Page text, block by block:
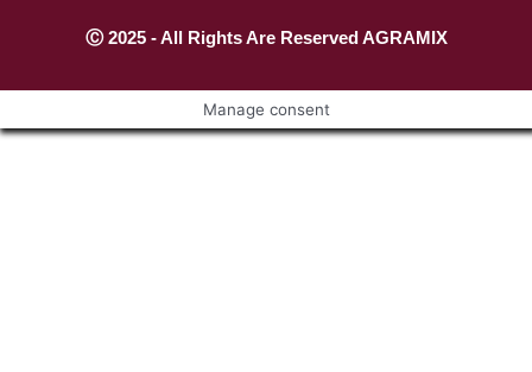
Ⓒ 2025 - All Rights Are Reserved AGRAMIX
Manage consent